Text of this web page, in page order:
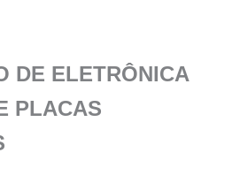
DE ELETRÔNICA
PLACAS